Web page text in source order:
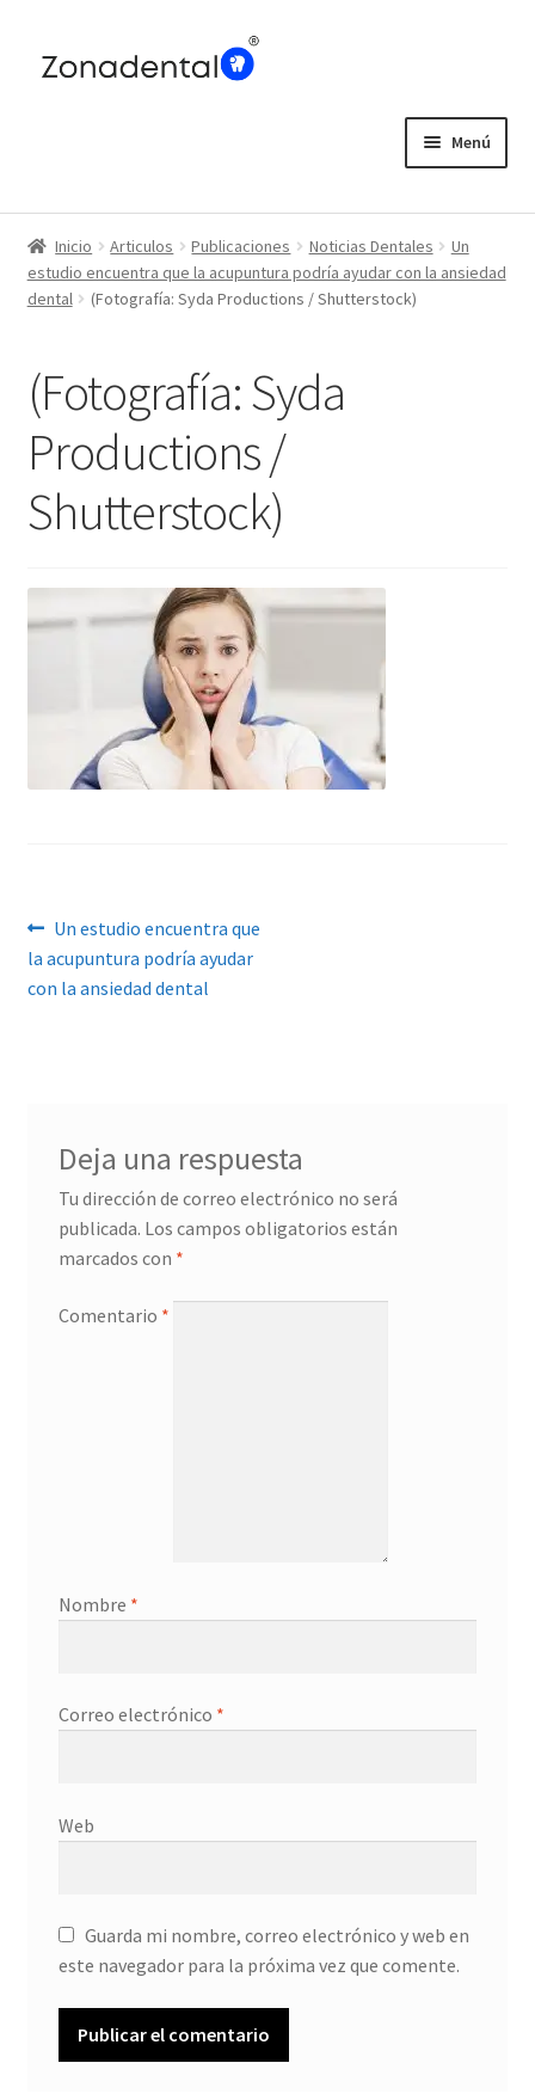
Menú
Blog
Inicio Articulos Publicaciones Noticias Dentales
Un
estudio encuentra que la acupuntura podría ayudar con la ansiedad
dental
(Fotografía: Syda Productions / Shutterstock)
(Fotografía: Syda
Productions /
Shutterstock)
Navegación
de
Anterior:
Un estudio encuentra que
la acupuntura podría ayudar
con la ansiedad dental
Deja una respuesta
Tu dirección de correo electrónico no será
publicada. Los campos obligatorios están
marcados con *
Comentario *
Nombre *
Correo electrónico *
Web
Guarda mi nombre, correo electrónico y web en
este navegador para la próxima vez que comente.